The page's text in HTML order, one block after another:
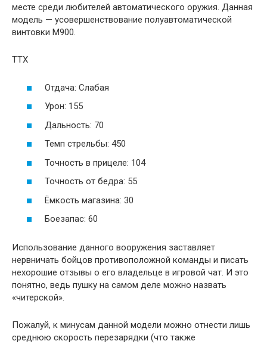
месте среди любителей автоматического оружия. Данная
модель — усовершенствование полуавтоматической
винтовки M900.
ТТХ
Отдача: Слабая
Урон: 155
Дальность: 70
Темп стрельбы: 450
Точность в прицеле: 104
Точность от бедра: 55
Ёмкость магазина: 30
Боезапас: 60
Использование данного вооружения заставляет
нервничать бойцов противоположной команды и писать
нехорошие отзывы о его владельце в игровой чат. И это
понятно, ведь пушку на самом деле можно назвать
«читерской».
Пожалуй, к минусам данной модели можно отнести лишь
среднюю скорость перезарядки (что также